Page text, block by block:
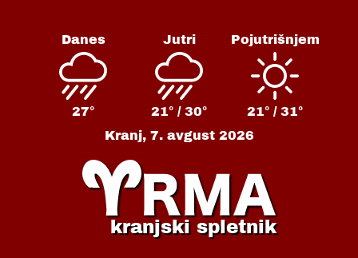
Danes
27°
Jutri
21° / 30°
Pojutrišnjem
21° / 31°
Kranj, 7. avgust 2026
kranjski spletnik